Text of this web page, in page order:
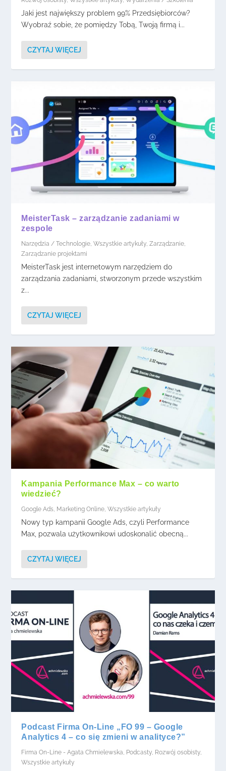
Jaki jest największy problem 99% Przedsiębiorców?
Wyobraź sobie, że pomiędzy Tobą, Twoją firmą i...
CZYTAJ WIĘCEJ
MeisterTask – zarządzanie zadaniami w
zespole
Narzędzia / Technologie ,Wszystkie artykuły ,Zarządzanie
Zarządzanie projektami
MeisterTask jest internetowym narzędziem do
zarządzania zadaniami, stworzonym przede wszystkim
z...
CZYTAJ WIĘCEJ
Kampania Performance Max – co warto
wiedzieć?
Google Ads Marketing Online ,Wszystkie artykuły
Nowy typ kampanii Google Ads, czyli Performance
Max, pozwala użytkownikowi udoskonalić obecną...
CZYTAJ WIĘCEJ
Podcast Firma On-Line „FO 99 – Google
Analytics 4 – co się zmieni w analityce?”
Firma On-Line - Agata Chmielewska, Podcasty, Rozwój osobisty,
Wszystkie artykuły